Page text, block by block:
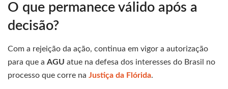
O que permanece válido após a
decisão?
Com a rejeição da ação, continua em vigor a autorização
para que a AGU atue na defesa dos interesses do Brasil no
processo que corre na Justiça da Flórida.